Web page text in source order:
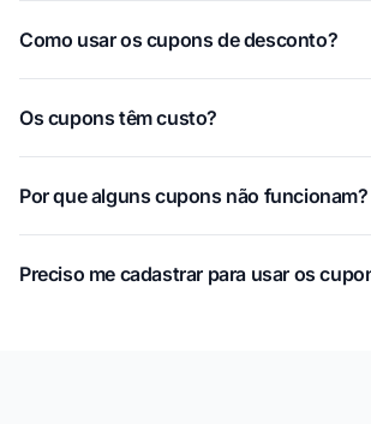
Como usar os cupons de desconto?
Os cupons têm custo?
Por que alguns cupons não funcionam?
Preciso me cadastrar para usar os